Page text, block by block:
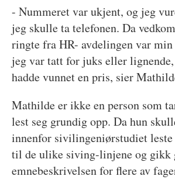
- Nummeret var ukjent, og jeg
jeg skulle ta telefonen. Da
ringte fra HR- avdelingen var
jeg var tatt for juks eller
hadde vunnet en pris, sier
Mathilde er ikke en person som
lest seg grundig opp. Da hun
innenfor sivilingeniørstudiet leste
til de ulike siving-linjene og gikk
emnebeskrivelsen for flere av